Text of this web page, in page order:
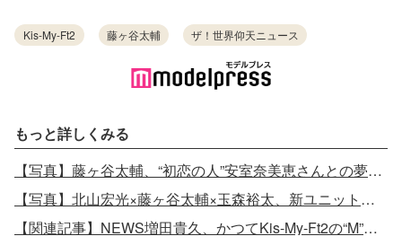
Kis-My-Ft2 藤ヶ谷太輔 ザ！世界仰天ニュース
もっと詳しくみる
【写真】藤ヶ谷太輔、“初恋の人”安室奈美恵さんとの夢膨らませる
【写真】北山宏光×藤ヶ谷太輔×玉森裕太、新ユニットでテレビ初パフォーマンス
【関連記事】NEWS増田貴久、かつてKis-My-Ft2の“M”だった 藤ヶ谷太輔から暴露も